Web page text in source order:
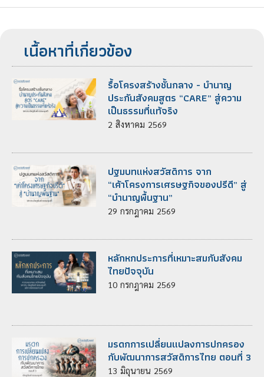
เนื้อหาที่เกี่ยวข้อง
รื้อโครงสร้างชั้นกลาง - บำนาญ
ประกันสังคมสูตร “CARE” สู่ความ
เป็นธรรมที่แท้จริง
2 สิงหาคม 2569
ปฐมบทแห่งสวัสดิการ จาก
“เค้าโครงการเศรษฐกิจของปรีดี” สู่
“บำนาญพื้นฐาน”
29 กรกฎาคม 2569
หลักหกประการที่เหมาะสมกับสังคม
ไทยปัจจุบัน
10 กรกฎาคม 2569
มรดกการเปลี่ยนแปลงการปกครอง
กับพัฒนาการสวัสดิการไทย ตอนที่ 3
13 มิถุนายน 2569